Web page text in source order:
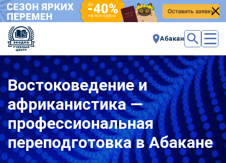
Абакан
Востоковедение и
африканистика —
профессиональная
переподготовка в Абакане